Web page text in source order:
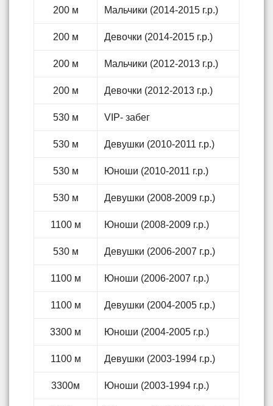
200 м Мальчики (2014-2015 г.р.)
200 м Девочки (2014-2015 г.р.)
200 м Мальчики (2012-2013 г.р.)
200 м Девочки (2012-2013 г.р.)
530 м VIP- забег
530 м Девушки (2010-2011 г.р.)
530 м Юноши (2010-2011 г.р.)
530 м Девушки (2008-2009 г.р.)
1100 м Юноши (2008-2009 г.р.)
530 м Девушки (2006-2007 г.р.)
1100 м Юноши (2006-2007 г.р.)
1100 м Девушки (2004-2005 г.р.)
3300 м Юноши (2004-2005 г.р.)
1100 м Девушки (2003-1994 г.р.)
3300м Юноши (2003-1994 г.р.)